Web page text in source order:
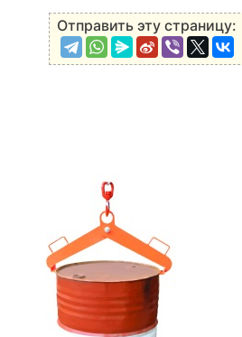
Отправить эту страницу: